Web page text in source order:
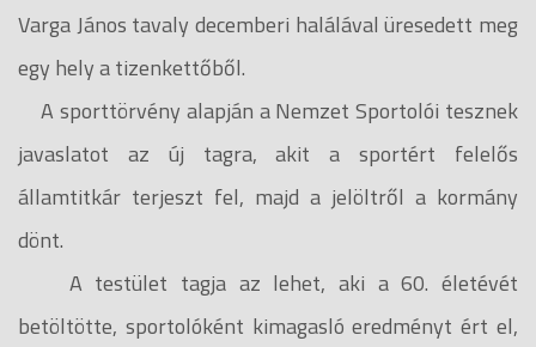
Varga János tavaly decemberi halálával üresedett meg
egy hely a tizenkettőből.
A sporttörvény alapján a Nemzet Sportolói tesznek
javaslatot az új tagra, akit a sportért felelős
államtitkár terjeszt fel, majd a jelöltről a kormány
dönt.
A testület tagja az lehet, aki a 60. életévét
betöltötte, sportolóként kimagasló eredményt ért el,